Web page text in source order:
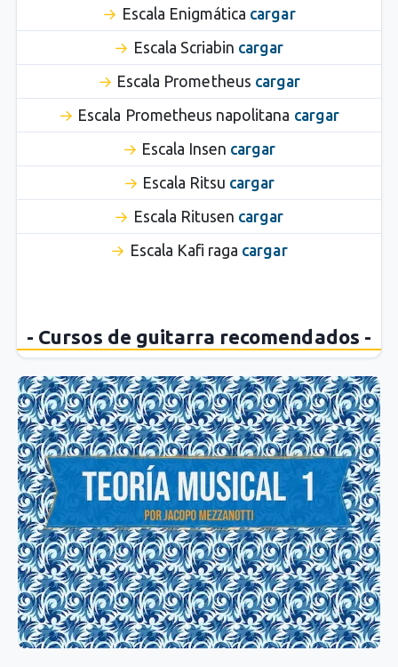
Escala Enigmática cargar
Escala Scriabin cargar
Escala Prometheus cargar
Escala Prometheus napolitana cargar
Escala Insen cargar
Escala Ritsu cargar
Escala Ritusen cargar
Escala Kafi raga cargar
- Cursos de guitarra recomendados -